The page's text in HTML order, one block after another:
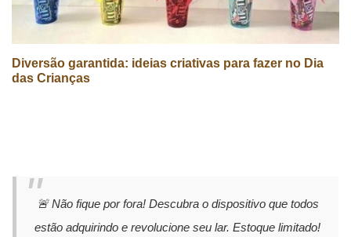
Diversão garantida: ideias criativas para fazer no Dia
das Crianças
🚨 Não fique por fora! Descubra o dispositivo que todos
estão adquirindo e revolucione seu lar. Estoque limitado!